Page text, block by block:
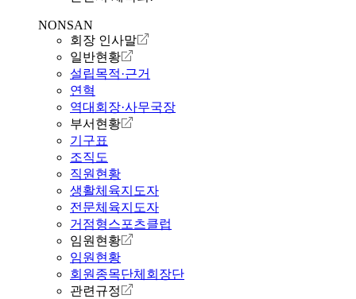
NONSAN
회장 인사말
일반현황
설립목적·근거
연혁
역대회장·사무국장
부서현황
기구표
조직도
직원현황
생활체육지도자
전문체육지도자
거점형스포츠클럽
임원현황
임원현황
회원종목단체회장단
관련규정